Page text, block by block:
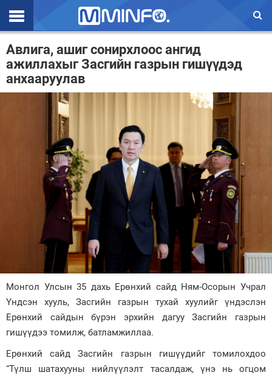
Эхлэл
Цаг агаар
Валют ханш
Эдийн засаг
Үзэл бодол
Энтертайнмэнт
Зурхай
Авлига, ашиг сонирхлоос ангид
ажиллахыг Засгийн газрын гишүүдэд
анхааруулав
Монгол Улсын 35 дахь Ерөнхий сайд Ням-Осорын Учрал
Үндсэн хууль, Засгийн газрын тухай хуулийг үндэслэн
Ерөнхий сайдын бүрэн эрхийн дагуу Засгийн газрын
гишүүдээ томилж, батламжиллаа.
Ерөнхий сайд Засгийн газрын гишүүдийг томилохдоо
“Түлш шатахууны нийлүүлэлт тасалдаж, үнэ нь огцом